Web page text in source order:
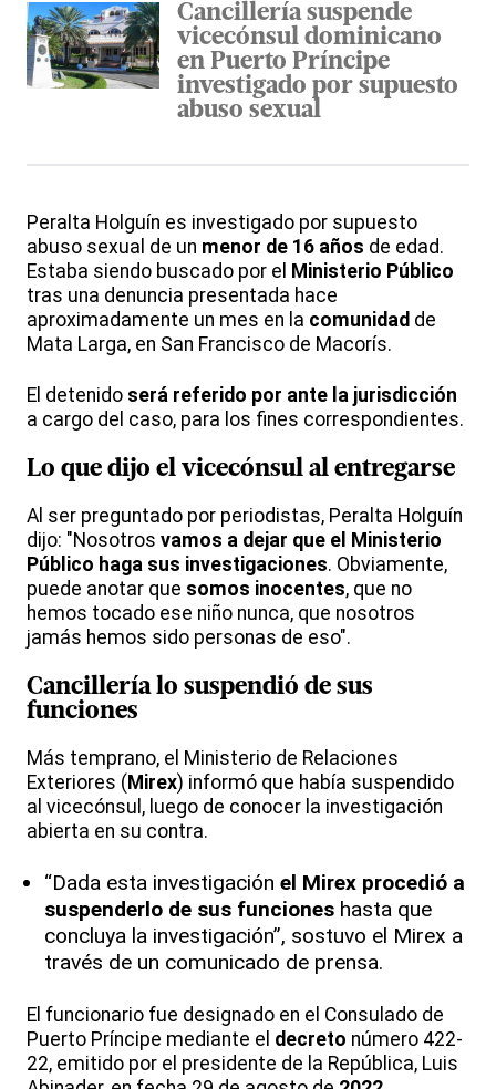
Cancillería suspende
vicecónsul dominicano
en Puerto Príncipe
investigado por supuesto
abuso sexual
Peralta Holguín es investigado por supuesto
abuso sexual de un menor de 16 años de edad.
Estaba siendo buscado por el Ministerio Público
tras una denuncia presentada hace
aproximadamente un mes en la comunidad de
Mata Larga, en San Francisco de Macorís.
El detenido será referido por ante la jurisdicción
a cargo del caso, para los fines correspondientes.
Lo que dijo el vicecónsul al entregarse
Al ser preguntado por periodistas, Peralta Holguín
dijo: "Nosotros vamos a dejar que el Ministerio
Público haga sus investigaciones. Obviamente,
puede anotar que somos inocentes, que no
hemos tocado ese niño nunca, que nosotros
jamás hemos sido personas de eso".
Cancillería lo suspendió de sus
funciones
Más temprano, el Ministerio de Relaciones
Exteriores (Mirex) informó que había suspendido
al vicecónsul, luego de conocer la investigación
abierta en su contra.
“Dada esta investigación el Mirex procedió a
suspenderlo de sus funciones hasta que
concluya la investigación”, sostuvo el Mirex a
través de un comunicado de prensa.
El funcionario fue designado en el Consulado de
Puerto Príncipe mediante el decreto número 422-
22, emitido por el presidente de la República, Luis